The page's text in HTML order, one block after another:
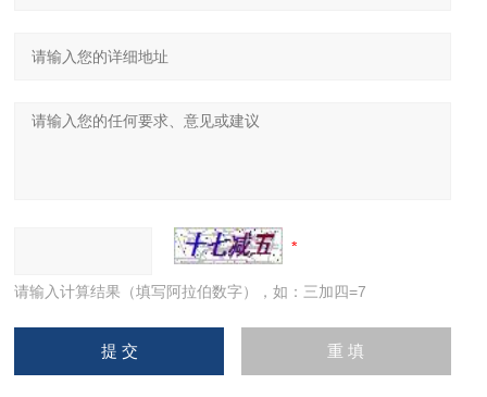
请输入计算结果（填写阿拉伯数字），如：三加四=7